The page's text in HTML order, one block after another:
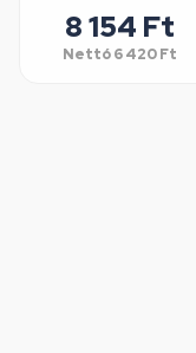
8 154 Ft
Nettó 6 420 Ft